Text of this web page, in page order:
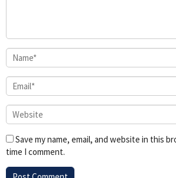
Save my name, email, and website in this
time I comment.